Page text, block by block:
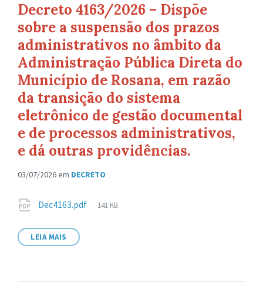
Decreto 4163/2026 – Dispõe
sobre a suspensão dos prazos
administrativos no âmbito da
Administração Pública Direta do
Município de Rosana, em razão
da transição do sistema
eletrônico de gestão documental
e de processos administrativos,
e dá outras providências.
03/07/2026em DECRETO
Anexos
Dec4163.pdf
Tamanho
141 KB
LEIA MAIS